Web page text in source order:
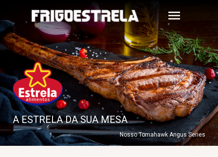
ESTRELA
ALIMENTOS
|
FRIGOESTRELA
A ESTRELA DA SUA MESA
Nosso Tomahawk Angus Series